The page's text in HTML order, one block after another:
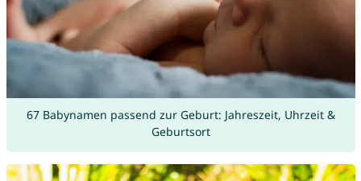
67 Babynamen passend zur Geburt: Jahreszeit, Uhrzeit &
Geburtsort